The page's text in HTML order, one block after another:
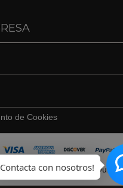
de Cookies
· Tel. 627409747 ·
con nosotros!